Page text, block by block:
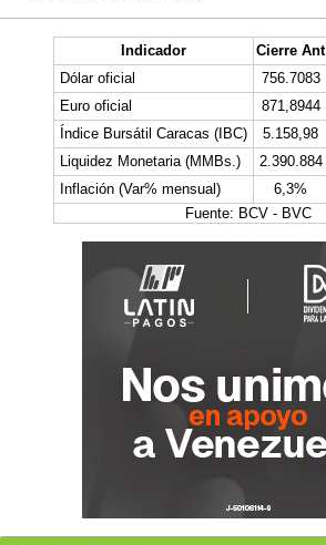
Indicador Cierre Ant
Dólar oficial
756.7083
Euro oficial
871,8944
Índice Bursátil Caracas (IBC)
5.158,98
Liquidez Monetaria (MMBs.)
2.390.884
Inflación (Var% mensual)
6,3%
Fuente: BCV - BVC